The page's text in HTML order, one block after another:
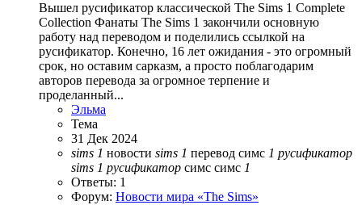
Вышел русификатор классической The Sims 1 Complete
Collection Фанаты The Sims 1 закончили основную
работу над переводом и поделились ссылкой на
русификатор. Конечно, 16 лет ожидания - это огромный
срок, но оставим сарказм, а просто поблагодарим
авторов перевода за огромное терпение и
проделанный...
Эльма
Тема
31 Дек 2024
sims 1 новости sims 1 перевод симс 1 русификатор
sims 1 русификатор симс симс 1
Ответы: 1
Форум: Новости мира «The Sims»